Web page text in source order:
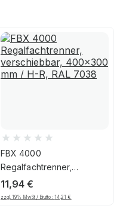
FBX 4000
Regalfachtrenner,
verschiebbar, 400x300
mm / H-R, RAL 7038
11,94€
zzgl. 19% MwSt / Brutto :14,21€